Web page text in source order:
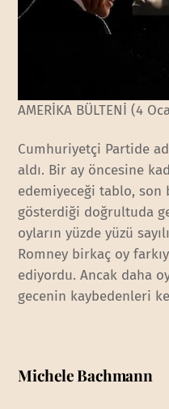
AMERİKA BÜLTENİ (4
Cumhuriyetçi Partide
aldı. Bir ay öncesine
edemiyeceği tablo,
gösterdiği doğrultuda
oyların yüzde yüzü
Romney birkaç oy
ediyordu. Ancak daha
gecenin kaybedenleri
Michele Bachmann